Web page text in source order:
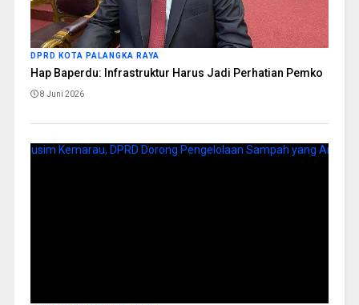
DPRD KOTA PALANGKA RAYA
Hap Baperdu: Infrastruktur Harus Jadi Perhatian Pemko
8 Juni 2026